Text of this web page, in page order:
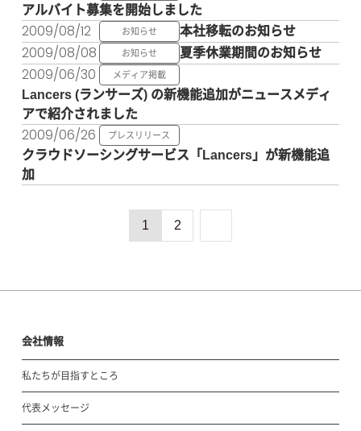
アルバイト募集を開始しました
2009/08/12 お知らせ 本社移転のお知らせ
2009/08/08 お知らせ 夏季休業期間のお知らせ
2009/06/30 メディア掲載
Lancers (ランサーズ) の新機能追加がニュースメディ
アで紹介されました
2009/06/26 プレスリリース
クラウドソーシングサービス「Lancers」が新機能追
加
1 2
会社情報
私たちが目指すところ
代表メッセージ